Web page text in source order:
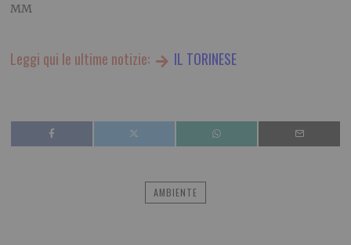
MM
Leggi qui le ultime notizie: IL TORINESE
AMBIENTE